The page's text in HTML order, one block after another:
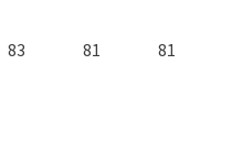
83 81 81